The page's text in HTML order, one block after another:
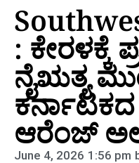
: ಕೇರಳಕ್ಕೆ
ನೈಋತ್ಯ
ಆರೆಂಜ್
June 4, 2026 1:56 pm